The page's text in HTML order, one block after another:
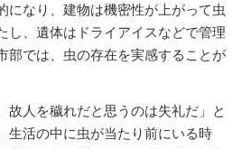
なり、建物は機密性が上がって虫
し、遺体はドライアイスなどで管理
部では、虫の存在を実感することが
人を穢れだと思うのは失礼だ」と
生活の中に虫が当たり前にいる時